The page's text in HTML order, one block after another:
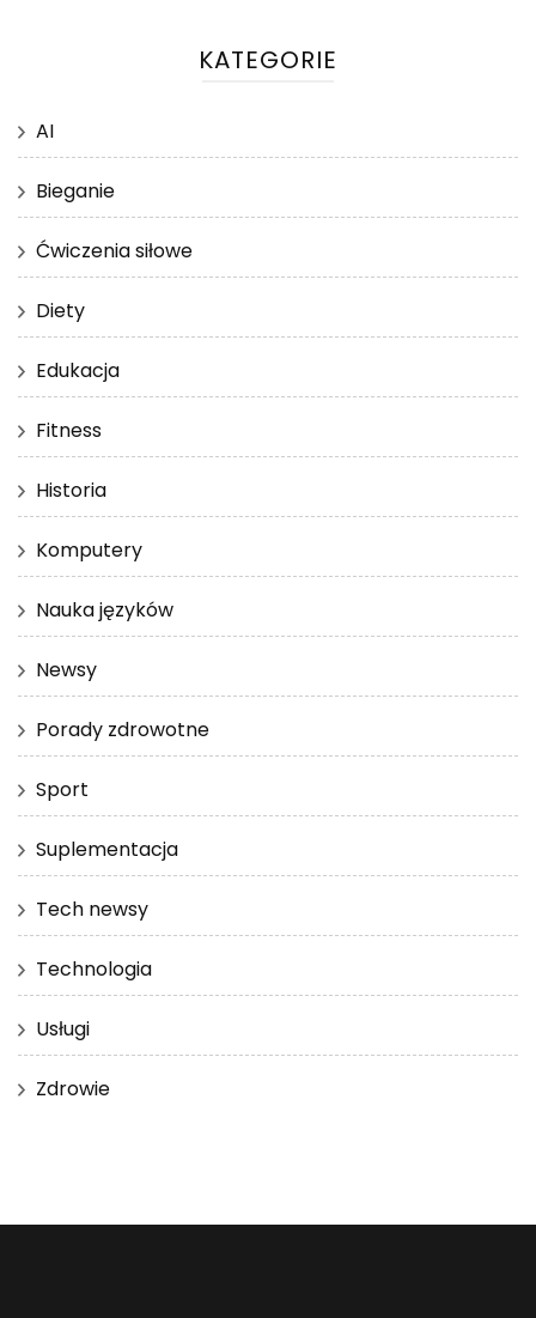
KATEGORIE
AI
Bieganie
Ćwiczenia siłowe
Diety
Edukacja
Fitness
Historia
Komputery
Nauka języków
Newsy
Porady zdrowotne
Sport
Suplementacja
Tech newsy
Technologia
Usługi
Zdrowie